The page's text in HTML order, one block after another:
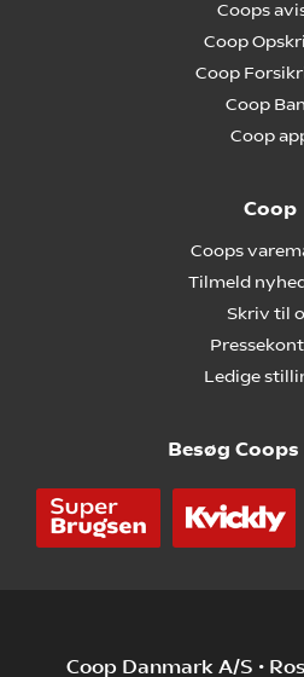
Coops
Coop
Coop
Coop
Coop
Coop
Coops
Tilmeld
Skriv til
Ledige
Besøg
Coop Danmark A/S •